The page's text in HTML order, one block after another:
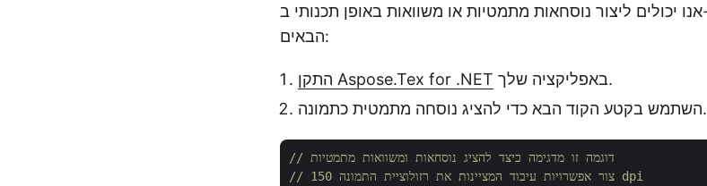
אנו יכולים ליצור נוסחאות מתמטיות או משוואות באופן תכנותי ב-#C על ידי ביצוע השלבים
הבאים:
התקן Aspose.Tex for .NET
באפליקציה שלך.
השתמש בקטע הקוד הבא כדי להציג נוסחה מתמטית כתמונה.
// דוגמה זו מדגימה כיצד להציג נוסחאות ומשוואות מתמטיות
// צור אפשרויות עיבוד המציינות את רזולוציית התמונה 150 dpi